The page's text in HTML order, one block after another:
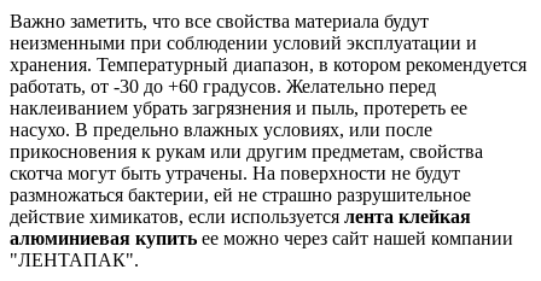
Важно заметить, что все свойства материала будут
неизменными при соблюдении условий эксплуатации и
хранения. Температурный диапазон, в котором рекомендуется
работать, от -30 до +60 градусов. Желательно перед
наклеиванием убрать загрязнения и пыль, протереть ее
насухо. В предельно влажных условиях, или после
прикосновения к рукам или другим предметам, свойства
скотча могут быть утрачены. На поверхности не будут
размножаться бактерии, ей не страшно разрушительное
действие химикатов, если используется лента клейкая
алюминиевая купить ее можно через сайт нашей компании
"ЛЕНТАПАК".